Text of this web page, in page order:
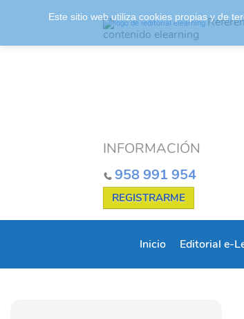
contenido elearning
INFORMACIÓN
958 991 954
REGISTRARME
Inicio Editorial e-
Este sitio web utiliza cookies propias y de